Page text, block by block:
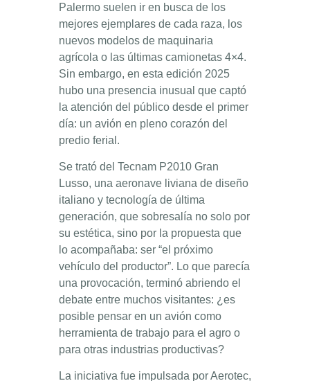
Palermo suelen ir en busca de los
mejores ejemplares de cada raza, los
nuevos modelos de maquinaria
agrícola o las últimas camionetas 4×4.
Sin embargo, en esta edición 2025
hubo una presencia inusual que captó
la atención del público desde el primer
día: un avión en pleno corazón del
predio ferial.
Se trató del Tecnam P2010 Gran
Lusso, una aeronave liviana de diseño
italiano y tecnología de última
generación, que sobresalía no solo por
su estética, sino por la propuesta que
lo acompañaba: ser “el próximo
vehículo del productor”. Lo que parecía
una provocación, terminó abriendo el
debate entre muchos visitantes: ¿es
posible pensar en un avión como
herramienta de trabajo para el agro o
para otras industrias productivas?
La iniciativa fue impulsada por Aerotec,